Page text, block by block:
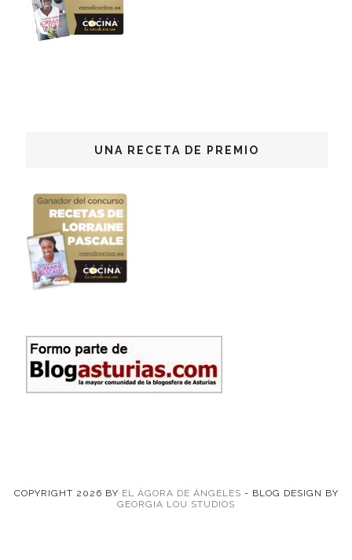
UNA RECETA DE PREMIO
COPYRIGHT 2026 BY EL ÁGORA DE ÁNGELES - BLOG DESIGN BY
GEORGIA LOU STUDIOS